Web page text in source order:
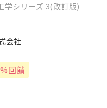
学シリーズ 3(改訂版)
会社
回饋